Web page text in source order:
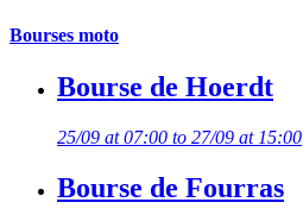
Bourses moto
Bourse de Hoerdt
25/09 at 07:00 to 27/09 at 15:00
Bourse de Fourras